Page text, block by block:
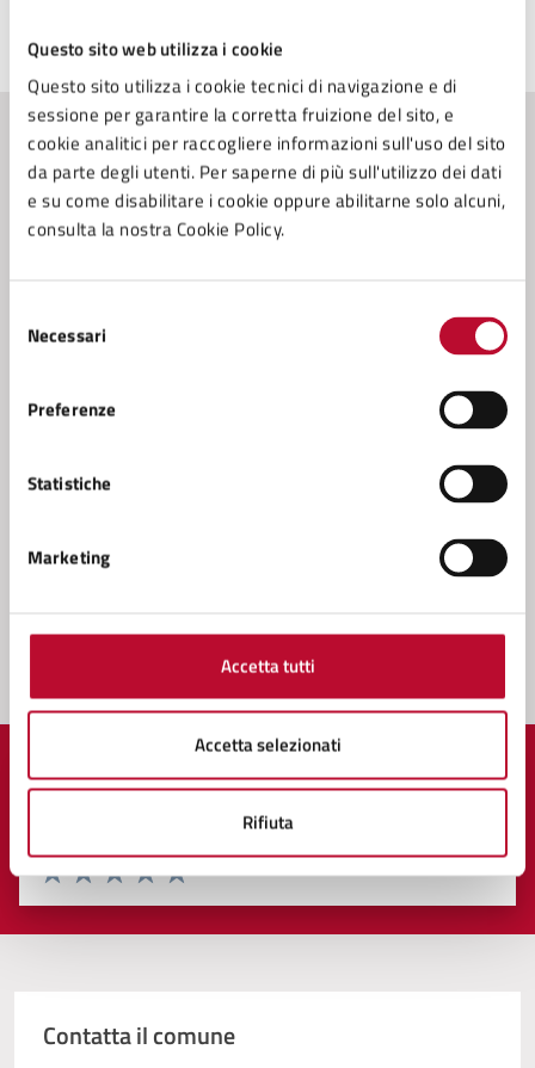
Questo sito web utilizza i cookie
Questo sito utilizza i cookie tecnici di navigazione e di
sessione per garantire la corretta fruizione del sito, e
cookie analitici per raccogliere informazioni sull'uso del sito
da parte degli utenti. Per saperne di più sull'utilizzo dei dati
e su come disabilitare i cookie oppure abilitarne solo alcuni,
consulta la nostra Cookie Policy.
delNecessari
Preferenze
Statistiche
Marketing
Accetta tutti
Accetta selezionati
Rifiuta
Ultimo aggiornamento:27/05/2026, 08:30
Contenuti correlati
Amministrazione
Conferenza Zonale per l’Educazione e l’Istruzione
della Zona Val di Cecina
Servizio Tributi
Settore 4 - (Sviluppo e Tutela del Territorio), Lavori
Pubblici, Progettazione, Direzione dei lavori,
Servizi cimiteriali, Protezione Civile, Ambiente
Quanto sono chiare le informazioni su questa
Valuta 5 stelle su 5
Valuta 4 stelle su 5
Valuta 3 stelle su 5
Valuta 2 stelle su 5
Valuta 1 stelle su 5
Contatta il comune